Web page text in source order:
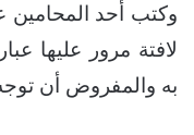
وكتب أحد
لافتة مرور عليها
به والمفروض أن